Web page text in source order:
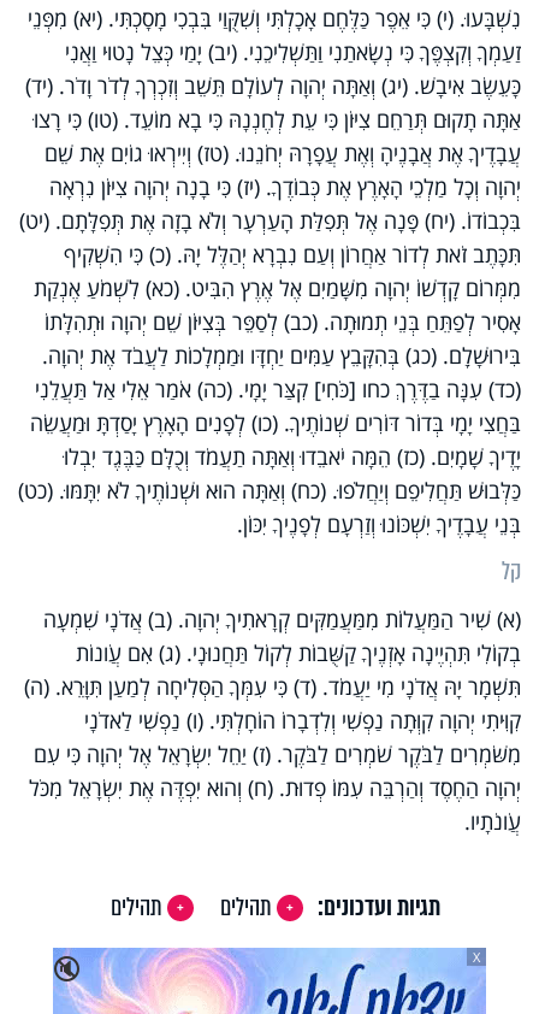
נִשְׁבָּעוּ. (י) כִּי אֵפֶר כַּלֶּחֶם אָכָלְתִּי וְשִׁקֻּוַי בִּבְכִי מָסָכְתִּי. (יא) מִפְּנֵי
זַעַמְךָ וְקִצְפֶּךָ כִּי נְשָׂאתַנִי וַתַּשְׁלִיכֵנִי. (יב) יָמַי כְּצֵל נָטוּי וַאֲנִי
כָּעֵשֶׂב אִיבָשׁ. (יג) וְאַתָּה יְהוָה לְעוֹלָם תֵּשֵׁב וְזִכְרְךָ לְדֹר וָדֹר. (יד)
אַתָּה תָקוּם תְּרַחֵם צִיּוֹן כִּי עֵת לְחֶנְנָהּ כִּי בָא מוֹעֵד. (טו) כִּי רָצוּ
עֲבָדֶיךָ אֶת אֲבָנֶיהָ וְאֶת עֲפָרָהּ יְחֹנֵנוּ. (טז) וְיִירְאוּ גוֹיִם אֶת שֵׁם
יְהוָה וְכָל מַלְכֵי הָאָרֶץ אֶת כְּבוֹדֶךָ. (יז) כִּי בָנָה יְהוָה צִיּוֹן נִרְאָה
בִּכְבוֹדוֹ. (יח) פָּנָה אֶל תְּפִלַּת הָעַרְעָר וְלֹא בָזָה אֶת תְּפִלָּתָם. (יט)
תִּכָּתֶב זֹאת לְדוֹר אַחֲרוֹן וְעַם נִבְרָא יְהַלֶּל יָהּ. (כ) כִּי הִשְׁקִיף
מִמְּרוֹם קָדְשׁוֹ יְהוָה מִשָּׁמַיִם אֶל אֶרֶץ הִבִּיט. (כא) לִשְׁמֹעַ אֶנְקַת
אָסִיר לְפַתֵּחַ בְּנֵי תְמוּתָה. (כב) לְסַפֵּר בְּצִיּוֹן שֵׁם יְהוָה וּתְהִלָּתוֹ
בִּירוּשָׁלָ‍ִם. (כג) בְּהִקָּבֵץ עַמִּים יַחְדָּו וּמַמְלָכוֹת לַעֲבֹד אֶת יְהוָה.
(כד) עִנָּה בַדֶּרֶךְ כחו [כֹּחִי] קִצַּר יָמָי. (כה) אֹמַר אֵלִי אַל תַּעֲלֵנִי
בַּחֲצִי יָמָי בְּדוֹר דּוֹרִים שְׁנוֹתֶיךָ. (כו) לְפָנִים הָאָרֶץ יָסַדְתָּ וּמַעֲשֵׂה
יָדֶיךָ שָׁמָיִם. (כז) הֵמָּה יֹאבֵדוּ וְאַתָּה תַעֲמֹד וְכֻלָּם כַּבֶּגֶד יִבְלוּ
כַּלְּבוּשׁ תַּחֲלִיפֵם וְיַחֲלֹפוּ. (כח) וְאַתָּה הוּא וּשְׁנוֹתֶיךָ לֹא יִתָּמּוּ. (כט)
בְּנֵי עֲבָדֶיךָ יִשְׁכּוֹנוּ וְזַרְעָם לְפָנֶיךָ יִכּוֹן.
קל
(א) שִׁיר הַמַּעֲלוֹת מִמַּעֲמַקִּים קְרָאתִיךָ יְהוָה. (ב) אֲדֹנָי שִׁמְעָה
בְקוֹלִי תִּהְיֶינָה אָזְנֶיךָ קַשֻּׁבוֹת לְקוֹל תַּחֲנוּנָי. (ג) אִם עֲו‍ֹנוֹת
תִּשְׁמָר יָהּ אֲדֹנָי מִי יַעֲמֹד. (ד) כִּי עִמְּךָ הַסְּלִיחָה לְמַעַן תִּוָּרֵא. (ה)
קִוִּיתִי יְהוָה קִוְּתָה נַפְשִׁי וְלִדְבָרוֹ הוֹחָלְתִּי. (ו) נַפְשִׁי לַאדֹנָי
מִשֹּׁמְרִים לַבֹּקֶר שֹׁמְרִים לַבֹּקֶר. (ז) יַחֵל יִשְׂרָאֵל אֶל יְהוָה כִּי עִם
יְהוָה הַחֶסֶד וְהַרְבֵּה עִמּוֹ פְדוּת. (ח) וְהוּא יִפְדֶּה אֶת יִשְׂרָאֵל מִכֹּל
עֲו‍ֹנֹתָיו.
תגיות ועדכונים: תהילים
תהילים
🔇
X